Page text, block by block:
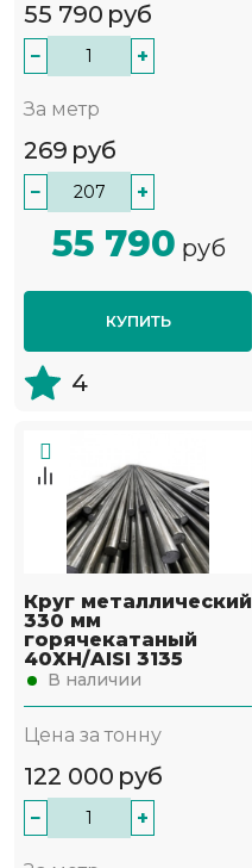
55 790 руб
− +
За метр
269 руб
− +
55 790 руб
КУПИТЬ
4
Круг металлический
330 мм
горячекатаный
40ХН/AISI 3135
В наличии
Цена за тонну
122 000 руб
− +